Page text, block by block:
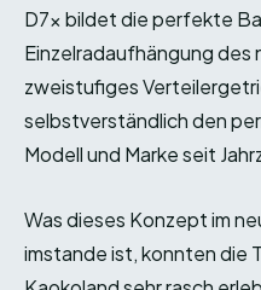
D7x bildet die perfekte
Einzelradaufhängung des
zweistufiges
selbstverständlich den
Modell und Marke seit
Was dieses Konzept im
imstande ist, konnten die